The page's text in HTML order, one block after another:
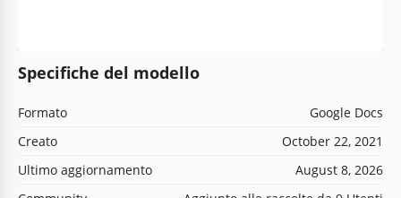
Specifiche del modello
Formato
Google Docs
Creato
October 22, 2021
Ultimo aggiornamento
August 8, 2026